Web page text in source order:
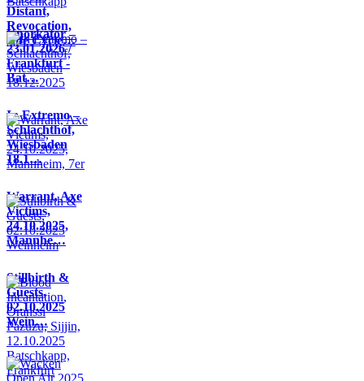
Distant,
Revocation,
Life Cycle…
Knorkator –
23.01.2026 /
Frankfurt -
Bat…
In Extremo –
Schlachthof,
Wiesbaden
18.1…
Warrant, Axe
Victims,
24.10.2025,
Mannhe…
Stillbirth &
Guests,
02.10.2025
Wein…